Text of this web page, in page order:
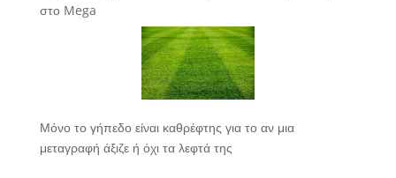
στο Mega
Μόνο το γήπεδο είναι καθρέφτης για το αν μια
μεταγραφή άξιζε ή όχι τα λεφτά της